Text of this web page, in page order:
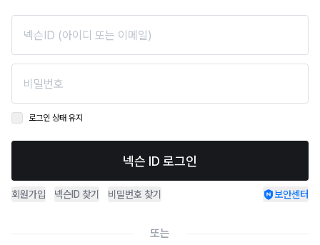
로그인 상태 유지
넥슨 ID 로그인
회원가입 넥슨ID 찾기 비밀번호 찾기 보안센터
또는